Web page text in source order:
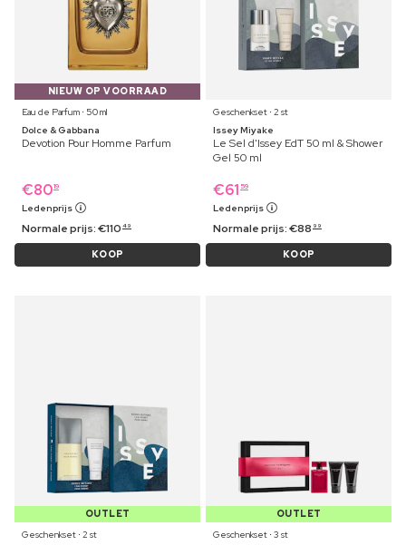
NIEUW OP VOORRAAD
Eau de Parfum ⋅ 50 ml
Dolce & Gabbana
Devotion Pour Homme Parfum
€8019
Ledenprijs
Normale prijs:€110 49
KOOP
Geschenkset ⋅ 2 st
Issey Miyake
Le Sel d'Issey EdT 50 ml & Shower
Gel 50 ml
€61 59
Ledenprijs
Normale prijs:€88 99
KOOP
OUTLET
Geschenkset ⋅ 2 st
OUTLET
Geschenkset ⋅ 3 st